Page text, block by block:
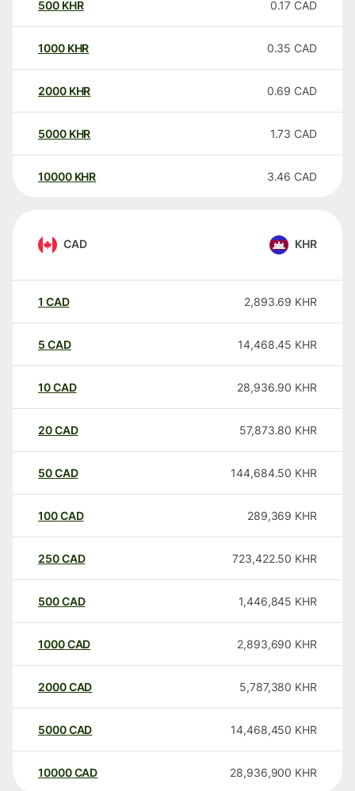
500 KHR 0.17 CAD
1000 KHR 0.35 CAD
2000 KHR 0.69 CAD
5000 KHR 1.73 CAD
10000 KHR 3.46 CAD
CAD KHR
1 CAD 2,893.69 KHR
5 CAD 14,468.45 KHR
10CAD 28,936.90 KHR
20CAD 57,873.80 KHR
50CAD 144,684.50 KHR
100CAD 289,369 KHR
250CAD 723,422.50 KHR
500CAD 1,446,845 KHR
1000CAD 2,893,690 KHR
2000CAD 5,787,380 KHR
5000CAD 14,468,450 KHR
10000 CAD 28,936,900 KHR